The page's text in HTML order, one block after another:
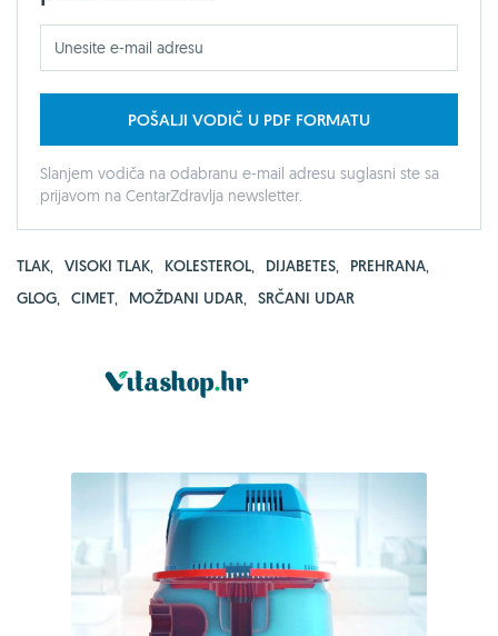
POŠALJI VODIČ U PDF FORMATU
Slanjem vodiča na odabranu e-mail adresu suglasni ste sa
prijavom na CentarZdravlja newsletter.
TLAK, VISOKI TLAK, KOLESTEROL, DIJABETES, PREHRANA,
GLOG, CIMET, MOŽDANI UDAR, SRČANI UDAR